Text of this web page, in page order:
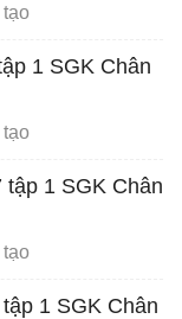
1 SGK Chân
tập 1 SGK Chân
1 SGK Chân